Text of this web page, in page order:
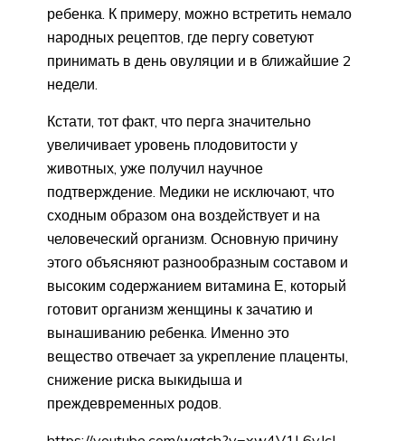
ребенка. К примеру, можно встретить немало
народных рецептов, где пергу советуют
принимать в день овуляции и в ближайшие 2
недели.
Кстати, тот факт, что перга значительно
увеличивает уровень плодовитости у
животных, уже получил научное
подтверждение. Медики не исключают, что
сходным образом она воздействует и на
человеческий организм. Основную причину
этого объясняют разнообразным составом и
высоким содержанием витамина Е, который
готовит организм женщины к зачатию и
вынашиванию ребенка. Именно это
вещество отвечает за укрепление плаценты,
снижение риска выкидыша и
преждевременных родов.